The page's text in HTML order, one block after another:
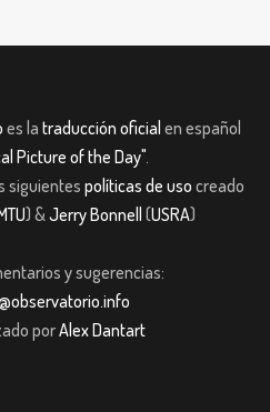
es la traducción oficial en español
Picture of the Day".
siguientes políticas de uso creado
) &Jerry Bonnell (USRA)
y sugerencias:
porAlex Dantart